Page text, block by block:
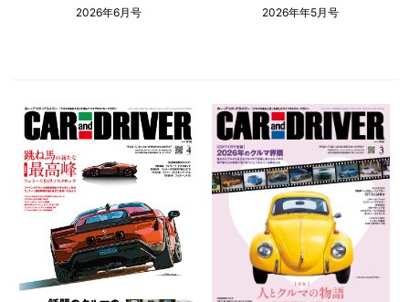
2026年6月号 2026年年5月号